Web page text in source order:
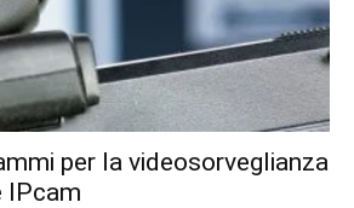
per la videosorveglianza
IPcam